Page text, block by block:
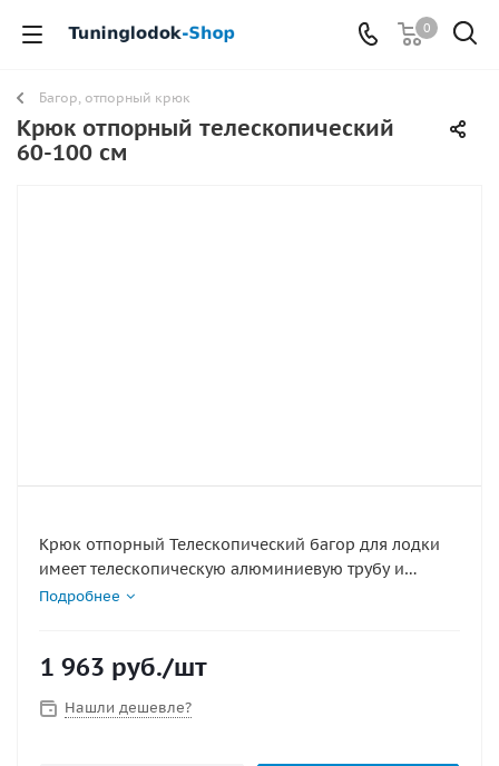
0
Багор, отпорный крюк
Крюк отпорный телескопический
60-100 см
Крюк отпорный Телескопический багор для лодки
имеет телескопическую алюминиевую трубу и
регулируемую длину от 60 до 100 см.
Подробнее
1 963 руб./шт
Нашли дешевле?